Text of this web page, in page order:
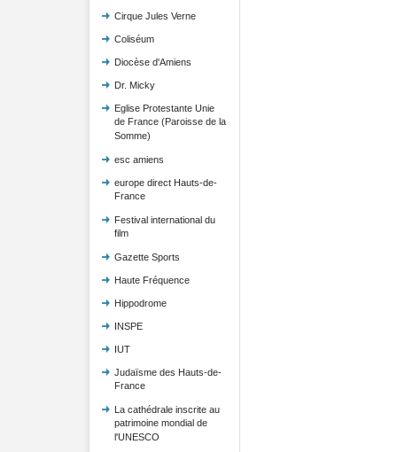
Cirque Jules Verne
Coliséum
Diocèse d'Amiens
Dr. Micky
Eglise Protestante Unie
de France (Paroisse de la
Somme)
esc amiens
europe direct Hauts-de-
France
Festival international du
film
Gazette Sports
Haute Fréquence
Hippodrome
INSPE
IUT
Judaïsme des Hauts-de-
France
La cathédrale inscrite au
patrimoine mondial de
l'UNESCO